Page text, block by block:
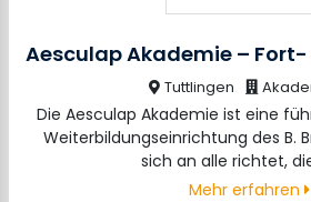
Tuttlingen
Die Aesculap Akademie ist eine
Weiterbildungseinrichtung des B.
sich an alle richtet,
Mehr erfahren